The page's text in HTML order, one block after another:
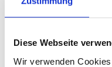
Diese Webseite
Wir verwenden